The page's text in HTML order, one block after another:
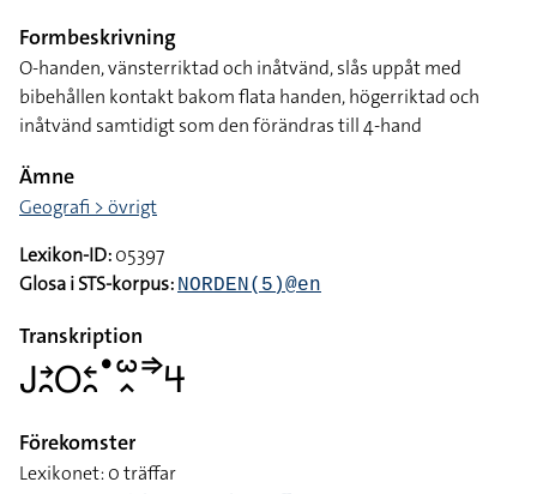
Formbeskrivning
O-handen, vänsterriktad och inåtvänd, slås uppåt med
bibehållen kontakt bakom flata handen, högerriktad och
inåtvänd samtidigt som den förändras till 4-hand
Ämne
Geografi > övrigt
Lexikon-ID:05397
Glosa i STS-korpus: NORDEN(5)@en
Transkription
􌤢􌥔􌥘􌥆􌥓􌥘􌤟􌥱􌥿􌦆􌦪
Förekomster
Lexikonet: 0 träffar